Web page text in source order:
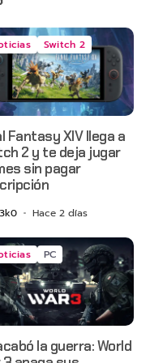
Switch 2
Fantasy XIV llega a
2 y te deja jugar
sin pagar
Hace 2 días
PC
la guerra: World